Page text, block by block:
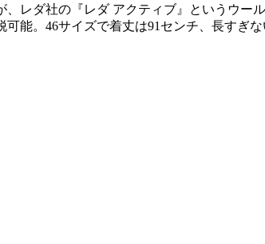
レダ社の『レダ アクティブ』というウー
能。46サイズで着丈は91センチ、長すぎ